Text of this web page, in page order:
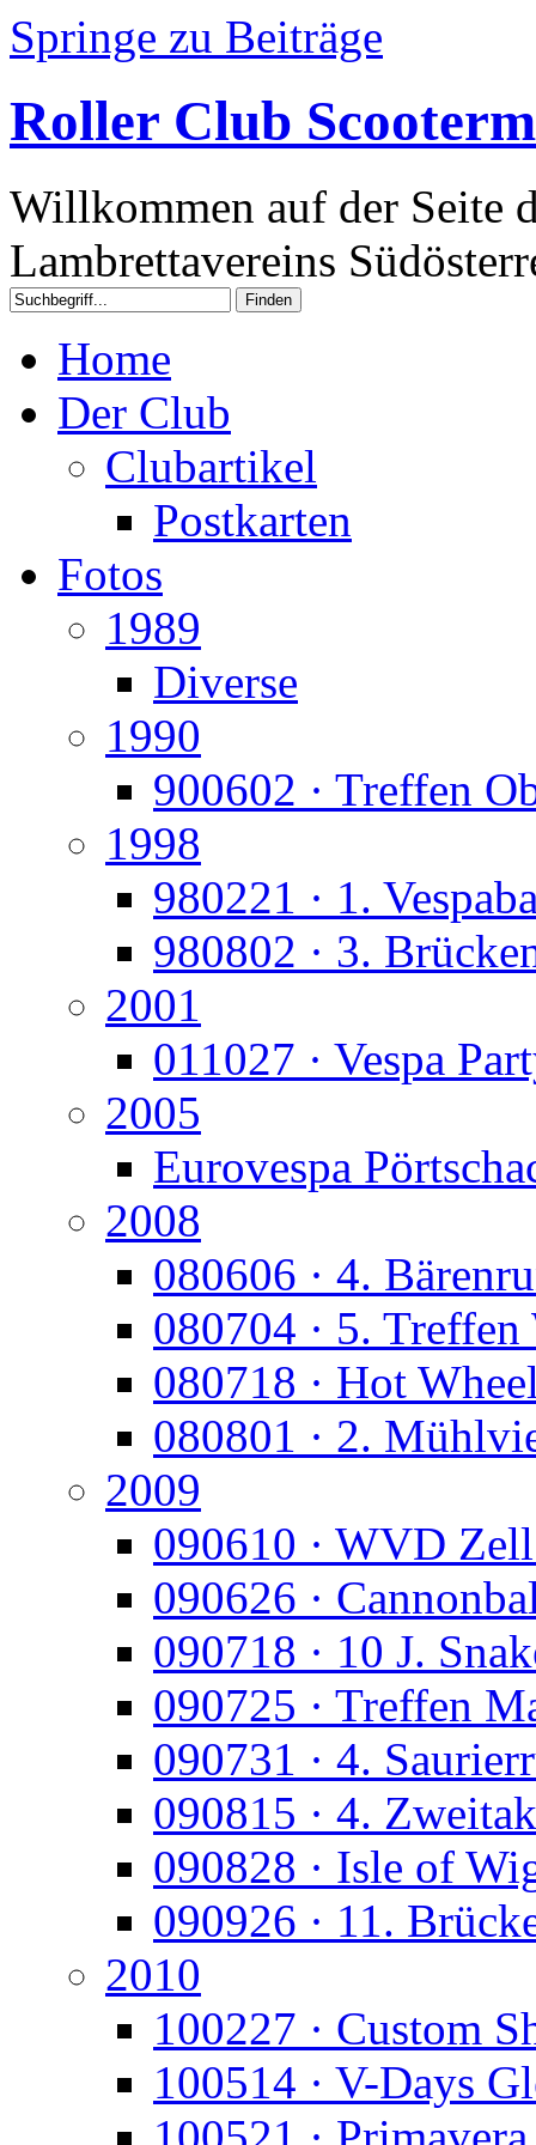
Springe zu Beiträge
Roller Club
Willkommen auf der Seite
Lambrettavereins
Home
Der Club
Clubartikel
Postkarten
Fotos
1989
Diverse
1990
900602 · Treffen
1998
980221 · 1.
980802 · 3.
2001
011027 · Vespa
2005
Eurovespa
2008
080606 · 4.
080704 · 5.
080718 · Hot
080801 · 2.
2009
090610 · WVD Zell
090626 ·
090718 · 10 J.
090725 · Treffen
090731 · 4.
090815 · 4.
090828 · Isle of
090926 · 11.
2010
100227 · Custom
100514 · V-Days